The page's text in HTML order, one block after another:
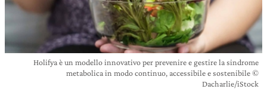
Holifya è un modello innovativo per prevenire e gestire la sindrome
metabolica in modo continuo, accessibile e sostenibile ©
Dacharlie/iStock